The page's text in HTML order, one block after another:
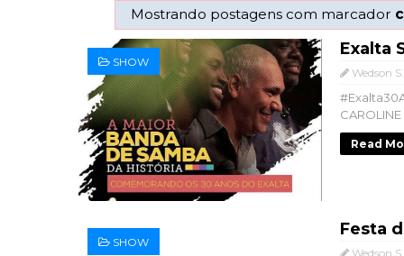
Mostrando postagens com marcador
SHOW
Exalta
Wedson S.
Read
SHOW
Festa
Wedson S.